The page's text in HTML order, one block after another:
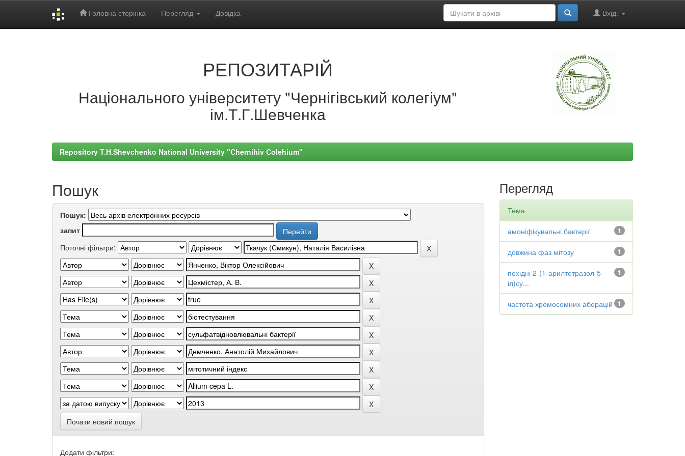
Головна сторінка Перегляд Довідка Вхід:
РЕПОЗИТАРІЙ
Національного університету "Чернігівський колегіум"
ім.Т.Г.Шевченка
Repository T.H.Shevchenko National University "Chernihiv Colehium"
Пошук
Пошук:
запит
Поточні фільтри:
Почати новий пошук
Додати фільтри:
Перегляд
Тема
1
амоніфікувальні бактерії
1
довжина фаз мітозу
1
похідні 2-(1-арилтетразол-5-
іл)су...
1
частота хромосомних аберацій